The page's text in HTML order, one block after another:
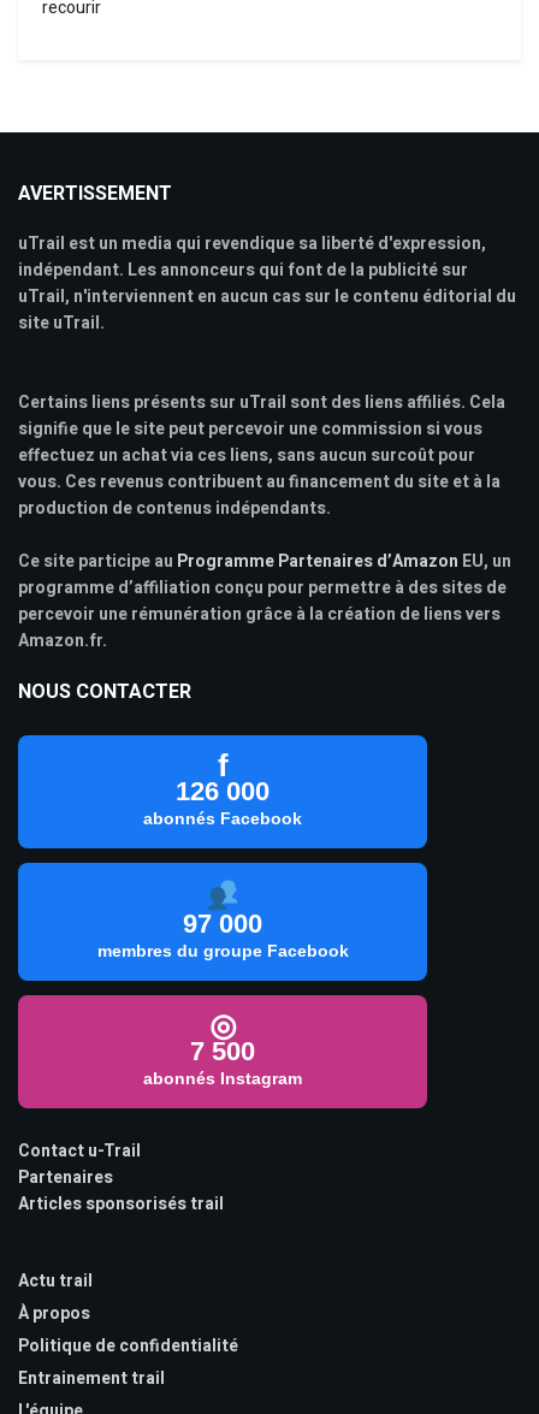
recourir
AVERTISSEMENT
uTrail est un media qui revendique sa liberté d'expression,
indépendant. Les annonceurs qui font de la publicité sur
uTrail, n'interviennent en aucun cas sur le contenu éditorial du
site uTrail.
Certains liens présents sur uTrail sont des liens affiliés. Cela
signifie que le site peut percevoir une commission si vous
effectuez un achat via ces liens, sans aucun surcoût pour
vous. Ces revenus contribuent au financement du site et à la
production de contenus indépendants.
Ce site participe au Programme Partenaires d’Amazon EU, un
programme d’affiliation conçu pour permettre à des sites de
percevoir une rémunération grâce à la création de liens vers
Amazon.fr.
NOUS CONTACTER
f
126 000
abonnés Facebook
97 000
membres du groupe Facebook
◎
7 500
abonnés Instagram
Contact u-Trail
Partenaires
Articles sponsorisés trail
Actu trail
À propos
Politique de confidentialité
Entrainement trail